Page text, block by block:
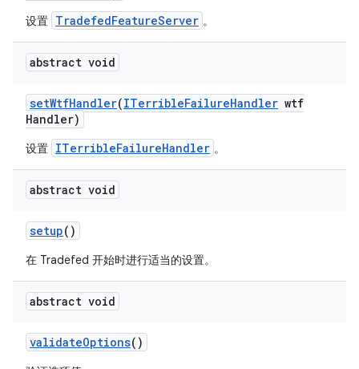
设置 TradefedFeatureServer 。
abstract void
setWtfHandler(ITerribleFailureHandler wtf
Handler)
设置 ITerribleFailureHandler 。
abstract void
setup()
在 Tradefed 开始时进行适当的设置。
abstract void
validateOptions()